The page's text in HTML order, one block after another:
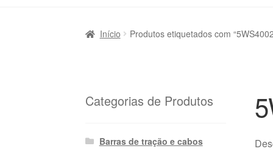
Início Produtos etiquetados com
Categorias de Produtos
Barras de tração e cabos